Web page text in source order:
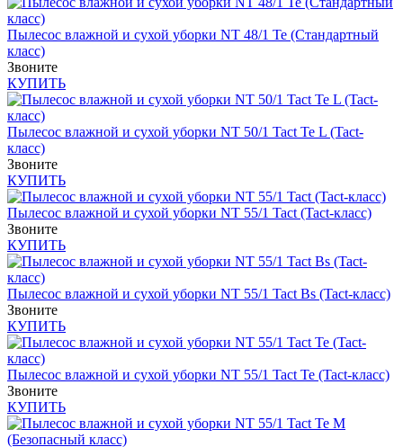
Пылесос влажной и сухой уборки NT 48/1 Te (Стандартный
класс)
Звоните
КУПИТЬ
Пылесос влажной и сухой уборки NT 50/1 Tact Te L (Tact-
класс)
Звоните
КУПИТЬ
Пылесос влажной и сухой уборки NT 55/1 Tact (Tact-класс)
Звоните
КУПИТЬ
Пылесос влажной и сухой уборки NT 55/1 Tact Bs (Tact-класс)
Звоните
КУПИТЬ
Пылесос влажной и сухой уборки NT 55/1 Tact Te (Tact-класс)
Звоните
КУПИТЬ